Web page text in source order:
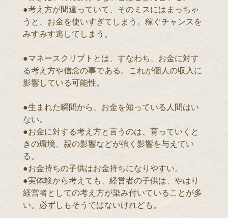
●考え方が間違っていて、そのミスにはまっちゃ
うと、お金を使いすぎてしまう。稼ぐチャンスを
みすみす逃してしまう。
●マネースクリプトとは、すなわち、お金に対す
る考え方や信念の事である。これが個人の収入に
影響している可能性。
●生まれた瞬間から、お金を知っている人間はい
ない。
●お金に対する考え方と言うのは、育っていくと
きの環境、親の影響などが強く影響を与えてい
る。
●お金持ちの子供はお金持ちになりやすい。
●実体験から考えても、経営者の子供は、やはり
経営者としての考え方が染み付いていることが多
い。必ずしもそうではないけれども。